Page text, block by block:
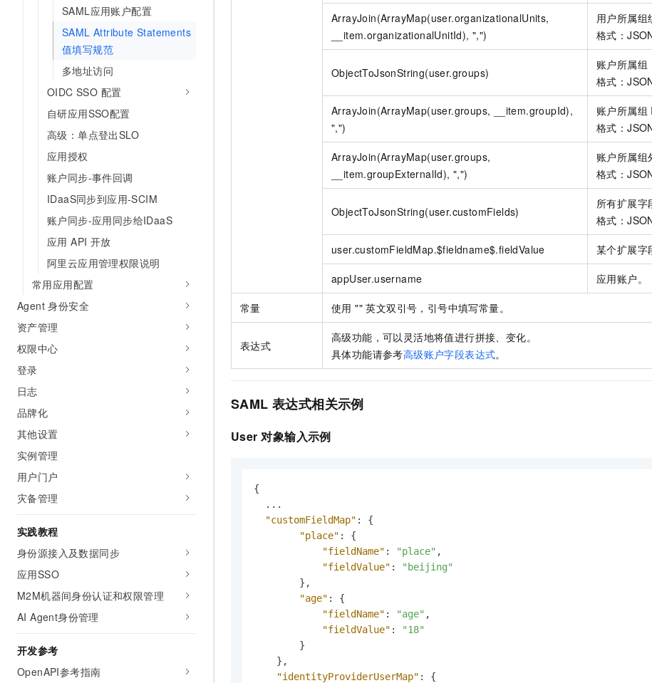
SAML应用账户配置
SAML Attribute Statements
值填写规范
多地址访问
OIDC SSO 配置
自研应用SSO配置
高级：单点登出SLO
应用授权
账户同步-事件回调
IDaaS同步到应用-SCIM
账户同步-应用同步给IDaaS
应用 API 开放
阿里云应用管理权限说明
常用应用配置
Agent 身份安全
资产管理
权限中心
登录
日志
品牌化
其他设置
实例管理
用户门户
灾备管理
实践教程
身份源接入及数据同步
应用SSO
M2M机器间身份认证和权限管理
AI Agent身份管理
开发参考
OpenAPI参考指南
ArrayJoin(ArrayMap(user.organizationalUnits,
__item.organizationalUnitId), ",")
用户所属组
格式：
ObjectToJsonString(user.groups)
账户所属组
格式：
ArrayJoin(ArrayMap(user.groups, __item.groupId),
",")
账户所属组
格式：
ArrayJoin(ArrayMap(user.groups,
__item.groupExternalId), ",")
账户所属组
格式：
ObjectToJsonString(user.customFields)
所有扩展字
格式：
user.customFieldMap.$fieldname$.fieldValue 某个扩展字
appUser.username 应用账户。
常量 使用 "" 英文双引号，引号中填写常量。
表达式
高级功能，可以灵活地将值进行拼接、变化。
具体功能请参考高级账户字段表达式。
SAML 表达式相关示例
User 对象输入示例
{
  ...
"customFieldMap" :
{
"place" :
{
"fieldName" : "place" ,
"fieldValue" :
"beijing"
} ,
"age" :
{
"fieldName" : "age" ,
"fieldValue" :
"18"
}
} ,
"identityProviderUserMap" :
{
10 分钟在聊天系统中增加一个 AI 助手
在企业官网、通讯软件中为客户提供 AI 客服
即刻拥有 DeepSeek-R1 满血版 超强辅助，
专有云